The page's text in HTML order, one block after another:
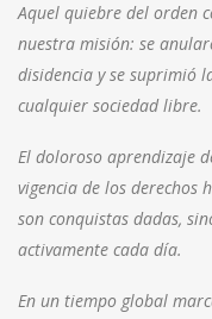
Aquel quiebre del orden
nuestra misión: se
disidencia y se suprimió
cualquier sociedad libre.
El doloroso aprendizaje
vigencia de los derechos
son conquistas dadas,
activamente cada día.
En un tiempo global